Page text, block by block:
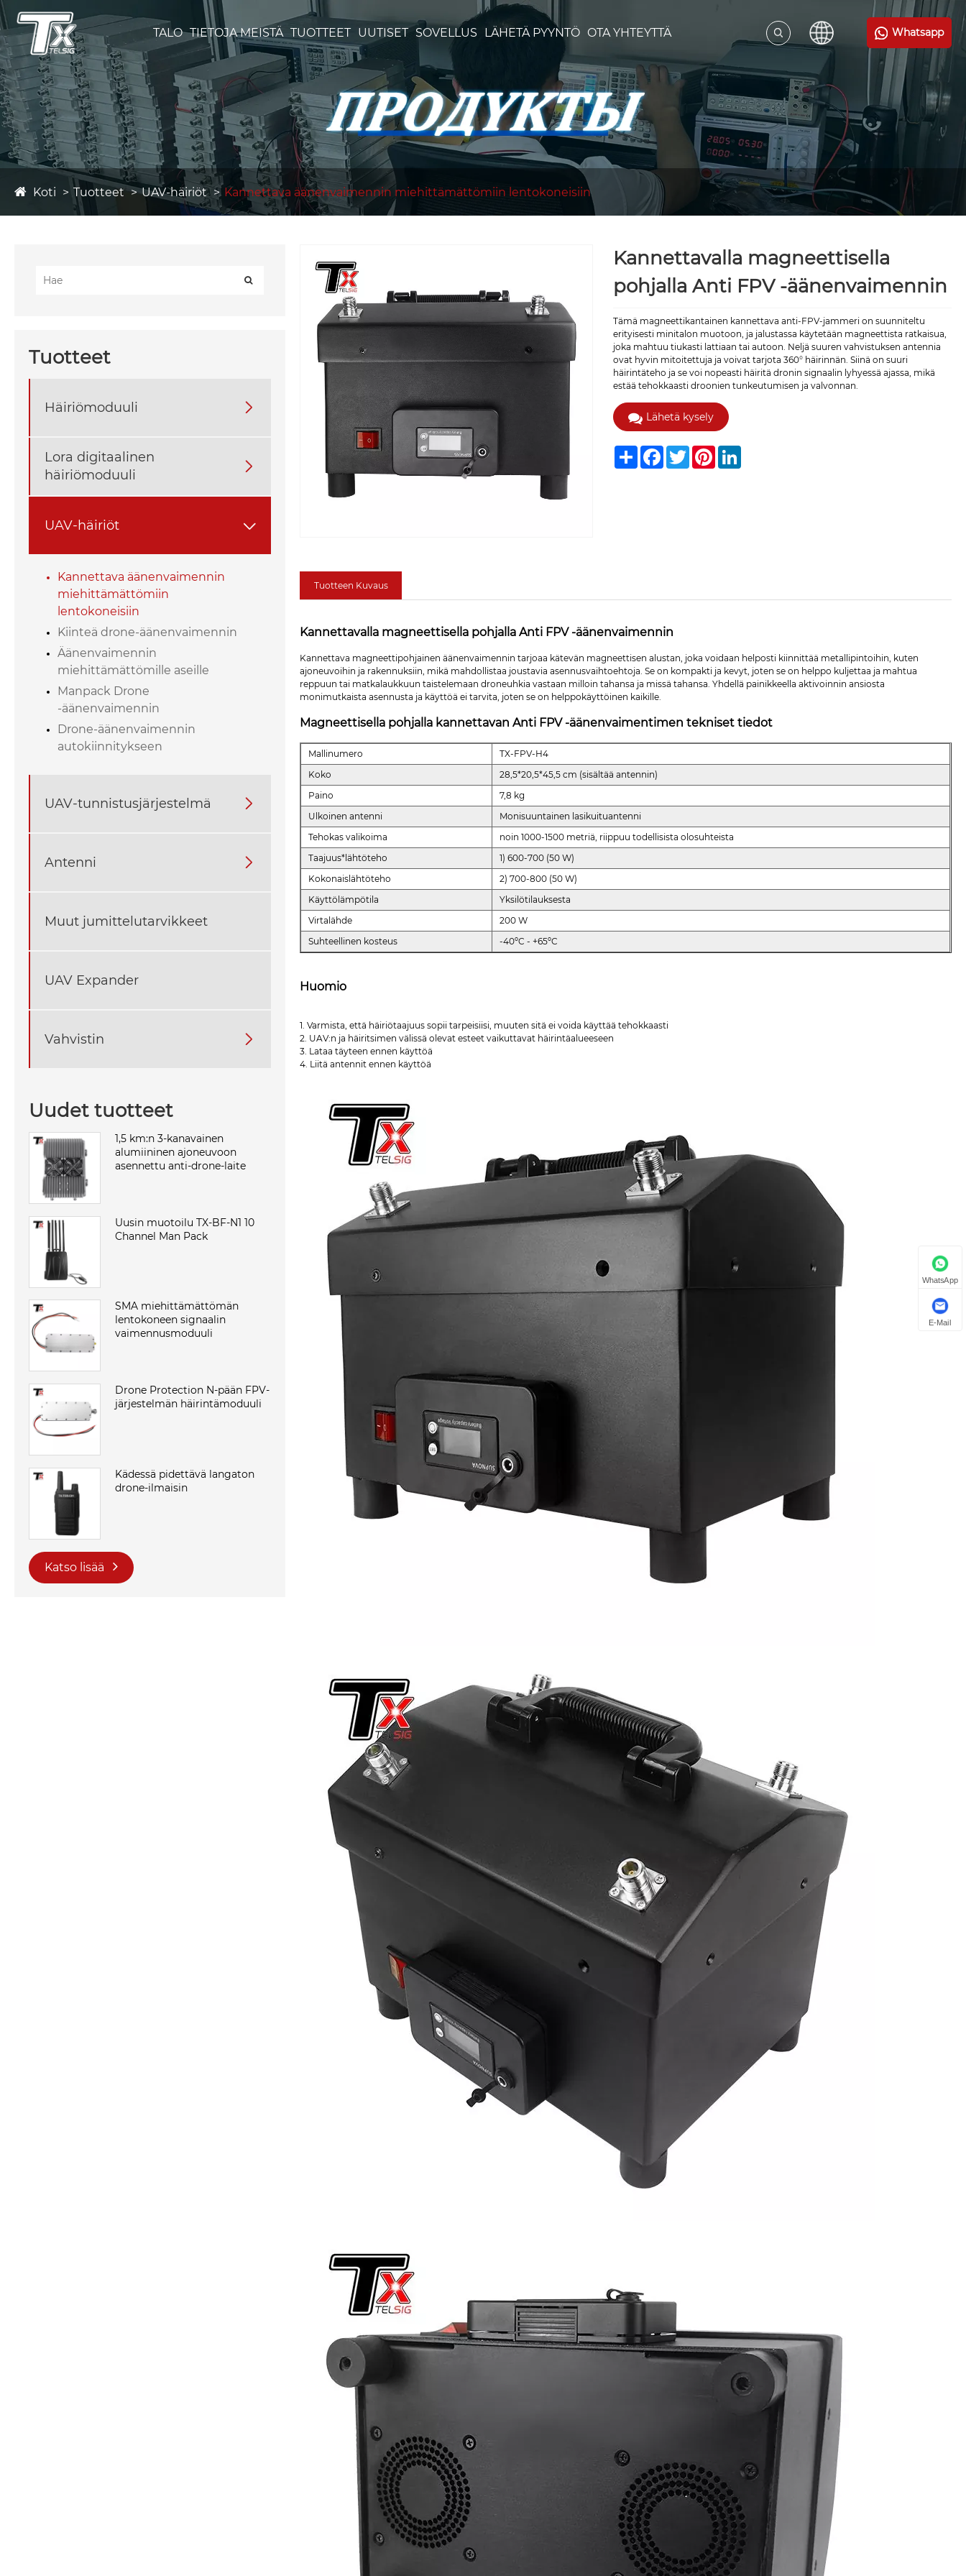
TALO TIETOJA MEISTÄ TUOTTEET UUTISET SOVELLUS LÄHETÄ PYYNTÖ OTA YHTEYTTÄ Whatsapp
Koti Tuotteet UAV-häiriöt Kannettava äänenvaimennin miehittämättömiin lentokoneisiin
Tuotteet
Häiriömoduuli 
Lora digitaalinen
häiriömoduuli

UAV-häiriöt 
Kannettava äänenvaimennin
miehittämättömiin
lentokoneisiin
Kiinteä drone-äänenvaimennin
Äänenvaimennin
miehittämättömille aseille
Manpack Drone
-äänenvaimennin
Drone-äänenvaimennin
autokiinnitykseen
UAV-tunnistusjärjestelmä 
Antenni 
Muut jumittelutarvikkeet
UAV Expander
Vahvistin 
Uudet tuotteet
1,5 km:n 3-kanavainen
alumiininen ajoneuvoon
asennettu anti-drone-laite
Uusin muotoilu TX-BF-N1 10
Channel Man Pack
SMA miehittämättömän
lentokoneen signaalin
vaimennusmoduuli
Drone Protection N-pään FPV-
järjestelmän häirintämoduuli
Kädessä pidettävä langaton
drone-ilmaisin
Katso lisää
Kannettavalla magneettisella
pohjalla Anti FPV -äänenvaimennin
Tämä magneettikantainen kannettava anti-FPV-jammeri on suunniteltu
erityisesti minitalon muotoon, ja jalustassa käytetään magneettista ratkaisua,
joka mahtuu tiukasti lattiaan tai autoon. Neljä suuren vahvistuksen antennia
ovat hyvin mitoitettuja ja voivat tarjota 360° häirinnän. Siinä on suuri
häirintäteho ja se voi nopeasti häiritä dronin signaalin lyhyessä ajassa, mikä
estää tehokkaasti droonien tunkeutumisen ja valvonnan.
Lähetä kysely
Share Facebook
TwitterPinterestLinkedIn
Tuotteen Kuvaus
Kannettavalla magneettisella pohjalla Anti FPV -äänenvaimennin
Kannettava magneettipohjainen äänenvaimennin tarjoaa kätevän magneettisen alustan, joka voidaan helposti kiinnittää metallipintoihin, kuten
ajoneuvoihin ja rakennuksiin, mikä mahdollistaa joustavia asennusvaihtoehtoja. Se on kompakti ja kevyt, joten se on helppo kuljettaa ja mahtua
reppuun tai matkalaukkuun taistelemaan droneuhkia vastaan ​​milloin tahansa ja missä tahansa. Yhdellä painikkeella aktivoinnin ansiosta
monimutkaista asennusta ja käyttöä ei tarvita, joten se on helppokäyttöinen kaikille.
Magneettisella pohjalla kannettavan Anti FPV -äänenvaimentimen tekniset tiedot
Mallinumero
TX-FPV-H4
Koko
28,5*20,5*45,5 cm (sisältää antennin)
Paino
7,8 kg
Ulkoinen antenni
Monisuuntainen lasikuituantenni
Tehokas valikoima
noin 1000-1500 metriä, riippuu todellisista olosuhteista
Taajuus*lähtöteho
1) 600-700 (50 W)
Kokonaislähtöteho
2) 700-800 (50 W)
Käyttölämpötila
Yksilötilauksesta
Virtalähde
200 W
Suhteellinen kosteus
-40ºC - +65ºC
Huomio
1. Varmista, että häiriötaajuus sopii tarpeisiisi, muuten sitä ei voida käyttää tehokkaasti
2. UAV:n ja häiritsimen välissä olevat esteet vaikuttavat häirintäalueeseen
3. Lataa täyteen ennen käyttöä
4. Liitä antennit ennen käyttöä
WhatsApp
E-Mail